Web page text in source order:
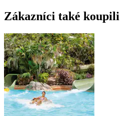
Zákazníci také koupili